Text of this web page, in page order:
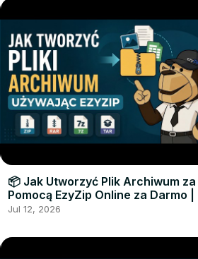
📦 Jak Utworzyć Plik Archiwum za
Pomocą EzyZip Online za Darmo |
Instalacji Oprogramowania
Jul 12, 2026